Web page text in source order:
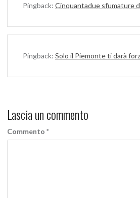
Pingback: Cinquantadue sfumature
Pingback: Solo il Piemonte ti darà
Lascia un commento
Commento *